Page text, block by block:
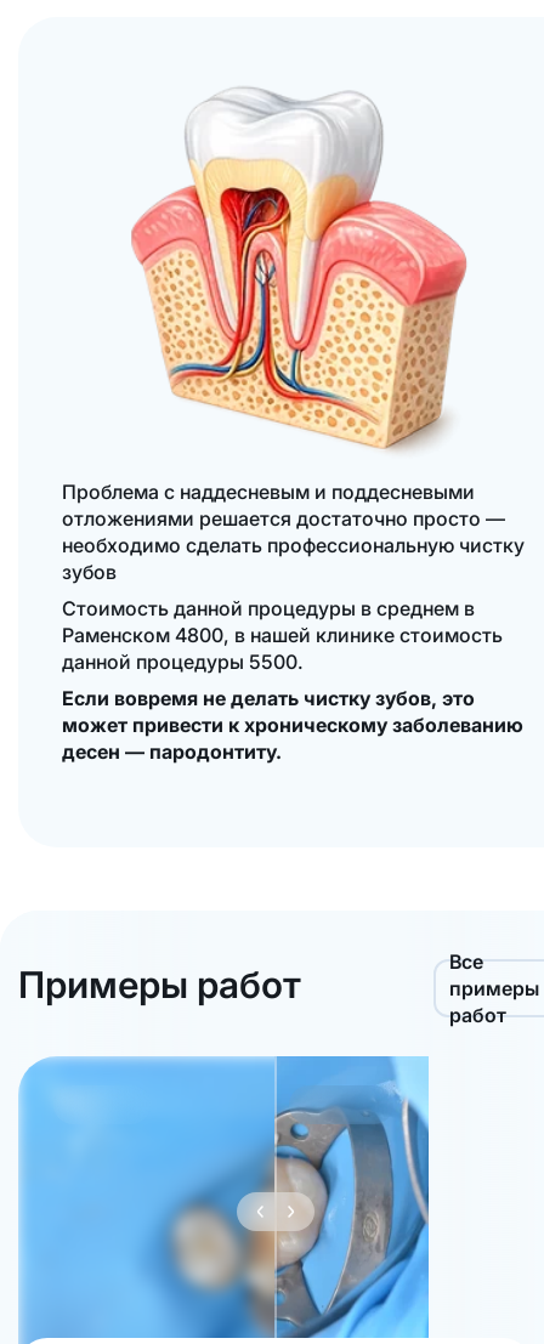
Проблема с наддесневым и поддесневыми
отложениями решается достаточно просто —
необходимо сделать профессиональную чистку
зубов
Стоимость данной процедуры в среднем в
Раменском 4800, в нашей клинике стоимость
данной процедуры 5500.
Если вовремя не делать чистку зубов, это
может привести к хроническому заболеванию
десен — пародонтиту.
Примеры работ
Все
примеры
работ